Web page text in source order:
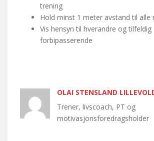
trening
Hold minst 1 meter avstand til alle
Vis hensyn til hverandre og tilfeldig
forbipasserende
OLAI STENSLAND
Trener, livscoach, PT og
motivasjonsforedragsholder